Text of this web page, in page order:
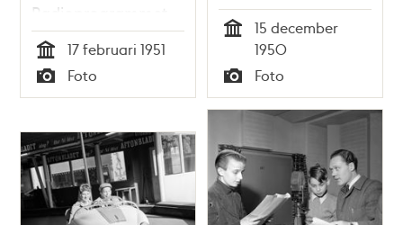
Radioprogrammet
Karusellen spelas in.
Fr. v. ingenjör
Gunnar och Elsbeth
Telhage samt
Lennart Hyland
Tid
17 februari 1951
Typ
Foto
demonstrerar
televisionens
möjligheter på
Karolinska sjukhuset
15 december
1950
Typ
Foto